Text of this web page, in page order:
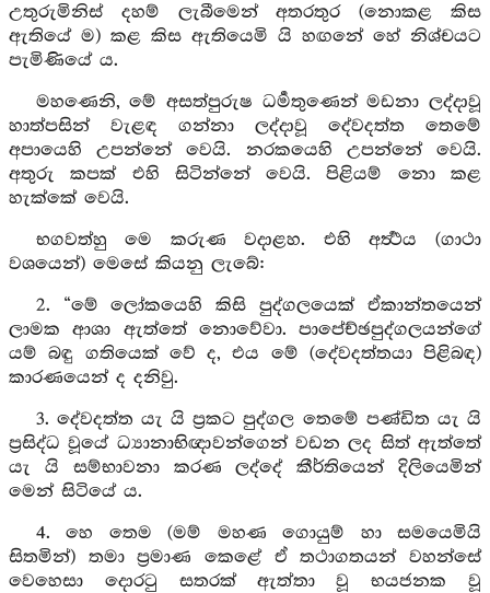
උතුරුමිනිස් දහම් ලැබීමෙන් අතරතුර (නොකළ කිස
ඇතියේ ම) කළ කිස ඇතියෙමි යි හඟනේ හේ නිශ්චයට
පැමිණියේ ය.
මහණෙනි, මේ අසත්පුරුෂ ධර්‍මතුණෙන් මඩනා ලද්දාවූ
හාත්පසින් වැළඳ ගන්නා ලද්දාවූ දේවදත්ත තෙමේ
අපායෙහි උපන්නේ වෙයි. නරකයෙහි උපන්නේ වෙයි.
අතුරු කපක් එහි සිටින්නේ වෙයි. පිළියම් නො කළ
හැක්කේ වෙයි.
භගවත්හු මෙ කරුණ වදාළහ. එහි අර්‍ත්‍ථය (ගාථා
වශයෙන්) මෙසේ කියනු ලැබේ:
2. “මේ ලෝකයෙහි කිසි පුද්ගලයෙක් ඒකාන්තයෙන්
ලාමක ආශා ඇත්තේ නොවේවා. පාපේච්ඡපුද්ගලයන්ගේ
යම් බඳු ගතියෙක් වේ ද, එය මේ (දේවදත්තයා පිළිබඳ)
කාරණයෙන් ද දනිවු.
3. දේවදත්ත යැ යි ප්‍රකට පුද්ගල තෙමේ පණ්ඩිත යැ යි
ප්‍රසිද්ධ වූයේ ධ්‍යානාභිඥාවන්ගෙන් වඩන ලද සිත් ඇත්තේ
යැ යි සම්භාවනා කරණ ලද්දේ කීර්තියෙන් දිලියෙමින්
මෙන් සිටියේ ය.
4. හෙ තෙම (මම් මහණ ගොයුම් හා සමයෙමියි
සිතමින්) තමා ප්‍රමාණ කෙළේ ඒ තථාගතයන් වහන්සේ
වෙහෙසා දොරටු සතරක් ඇත්තා වූ භයජනක වූ